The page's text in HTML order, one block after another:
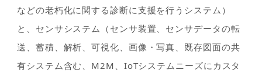
などの老朽化に関する診断に支援を行うシステム）
と、センサシステム（センサ装置、センサデータの転
送、蓄積、解析、可視化、画像・写真、既存図面の共
有システム含む、M2M、IoTシステムニーズにカスタ